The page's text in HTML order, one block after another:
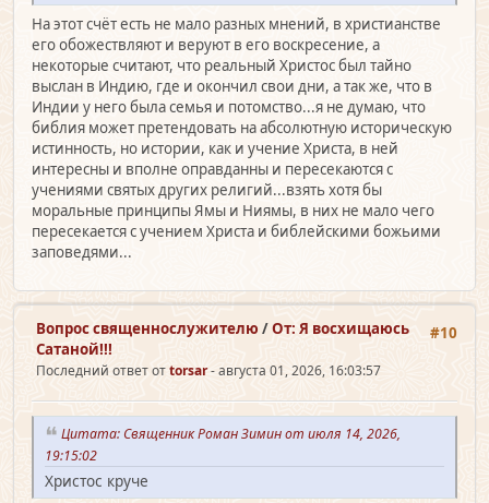
На этот счёт есть не мало разных мнений, в христианстве
его обожествляют и веруют в его воскресение, а
некоторые считают, что реальный Христос был тайно
выслан в Индию, где и окончил свои дни, а так же, что в
Индии у него была семья и потомство...я не думаю, что
библия может претендовать на абсолютную историческую
истинность, но истории, как и учение Христа, в ней
интересны и вполне оправданны и пересекаются с
учениями святых других религий...взять хотя бы
моральные принципы Ямы и Ниямы, в них не мало чего
пересекается с учением Христа и библейскими божьими
заповедями...
#10
Вопрос священно­служителю /От: Я восхищаюсь
Сатаной!!!
Последний ответ отtorsar- августа 01, 2026, 16:03:57
Цитата: Священник Роман Зимин от июля 14, 2026,
19:15:02
Христос круче